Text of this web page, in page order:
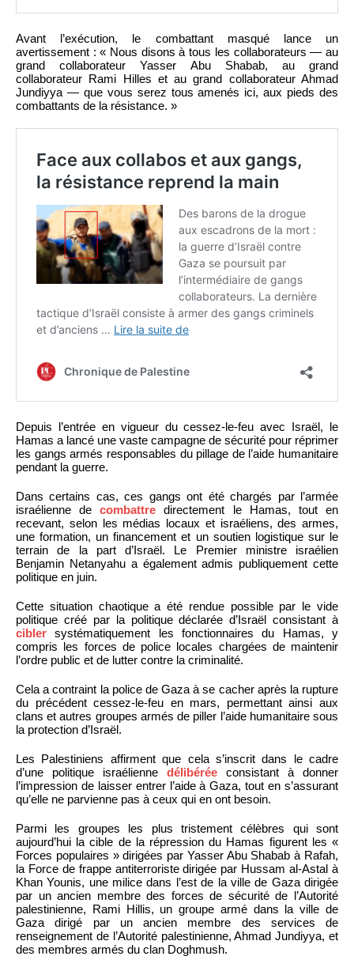
Avant l’exécution, le combattant masqué lance un
avertissement : « Nous disons à tous les collaborateurs — au
grand collaborateur Yasser Abu Shabab, au grand
collaborateur Rami Hilles et au grand collaborateur Ahmad
Jundiyya — que vous serez tous amenés ici, aux pieds des
combattants de la résistance. »
Depuis l’entrée en vigueur du cessez-le-feu avec Israël, le
Hamas a lancé une vaste campagne de sécurité pour réprimer
les gangs armés responsables du pillage de l’aide humanitaire
pendant la guerre.
Dans certains cas, ces gangs ont été chargés par l’armée
israélienne decombattre directement le Hamas, tout en
recevant, selon les médias locaux et israéliens, des armes,
une formation, un financement et un soutien logistique sur le
terrain de la part d’Israël. Le Premier ministre israélien
Benjamin Netanyahu a également admis publiquement cette
politique en juin.
Cette situation chaotique a été rendue possible par le vide
politique créé par la politique déclarée d’Israël consistant à
cibler systématiquement les fonctionnaires du Hamas, y
compris les forces de police locales chargées de maintenir
l’ordre public et de lutter contre la criminalité.
Cela a contraint la police de Gaza à se cacher après la rupture
du précédent cessez-le-feu en mars, permettant ainsi aux
clans et autres groupes armés de piller l’aide humanitaire sous
la protection d’Israël.
Les Palestiniens affirment que cela s’inscrit dans le cadre
d’une politique israélienne délibérée consistant à donner
l’impression de laisser entrer l’aide à Gaza, tout en s’assurant
qu’elle ne parvienne pas à ceux qui en ont besoin.
Parmi les groupes les plus tristement célèbres qui sont
aujourd’hui la cible de la répression du Hamas figurent les «
Forces populaires » dirigées par Yasser Abu Shabab à Rafah,
la Force de frappe antiterroriste dirigée par Hussam al-Astal à
Khan Younis, une milice dans l’est de la ville de Gaza dirigée
par un ancien membre des forces de sécurité de l’Autorité
palestinienne, Rami Hillis, un groupe armé dans la ville de
Gaza dirigé par un ancien membre des services de
renseignement de l’Autorité palestinienne, Ahmad Jundiyya, et
des membres armés du clan Doghmush.